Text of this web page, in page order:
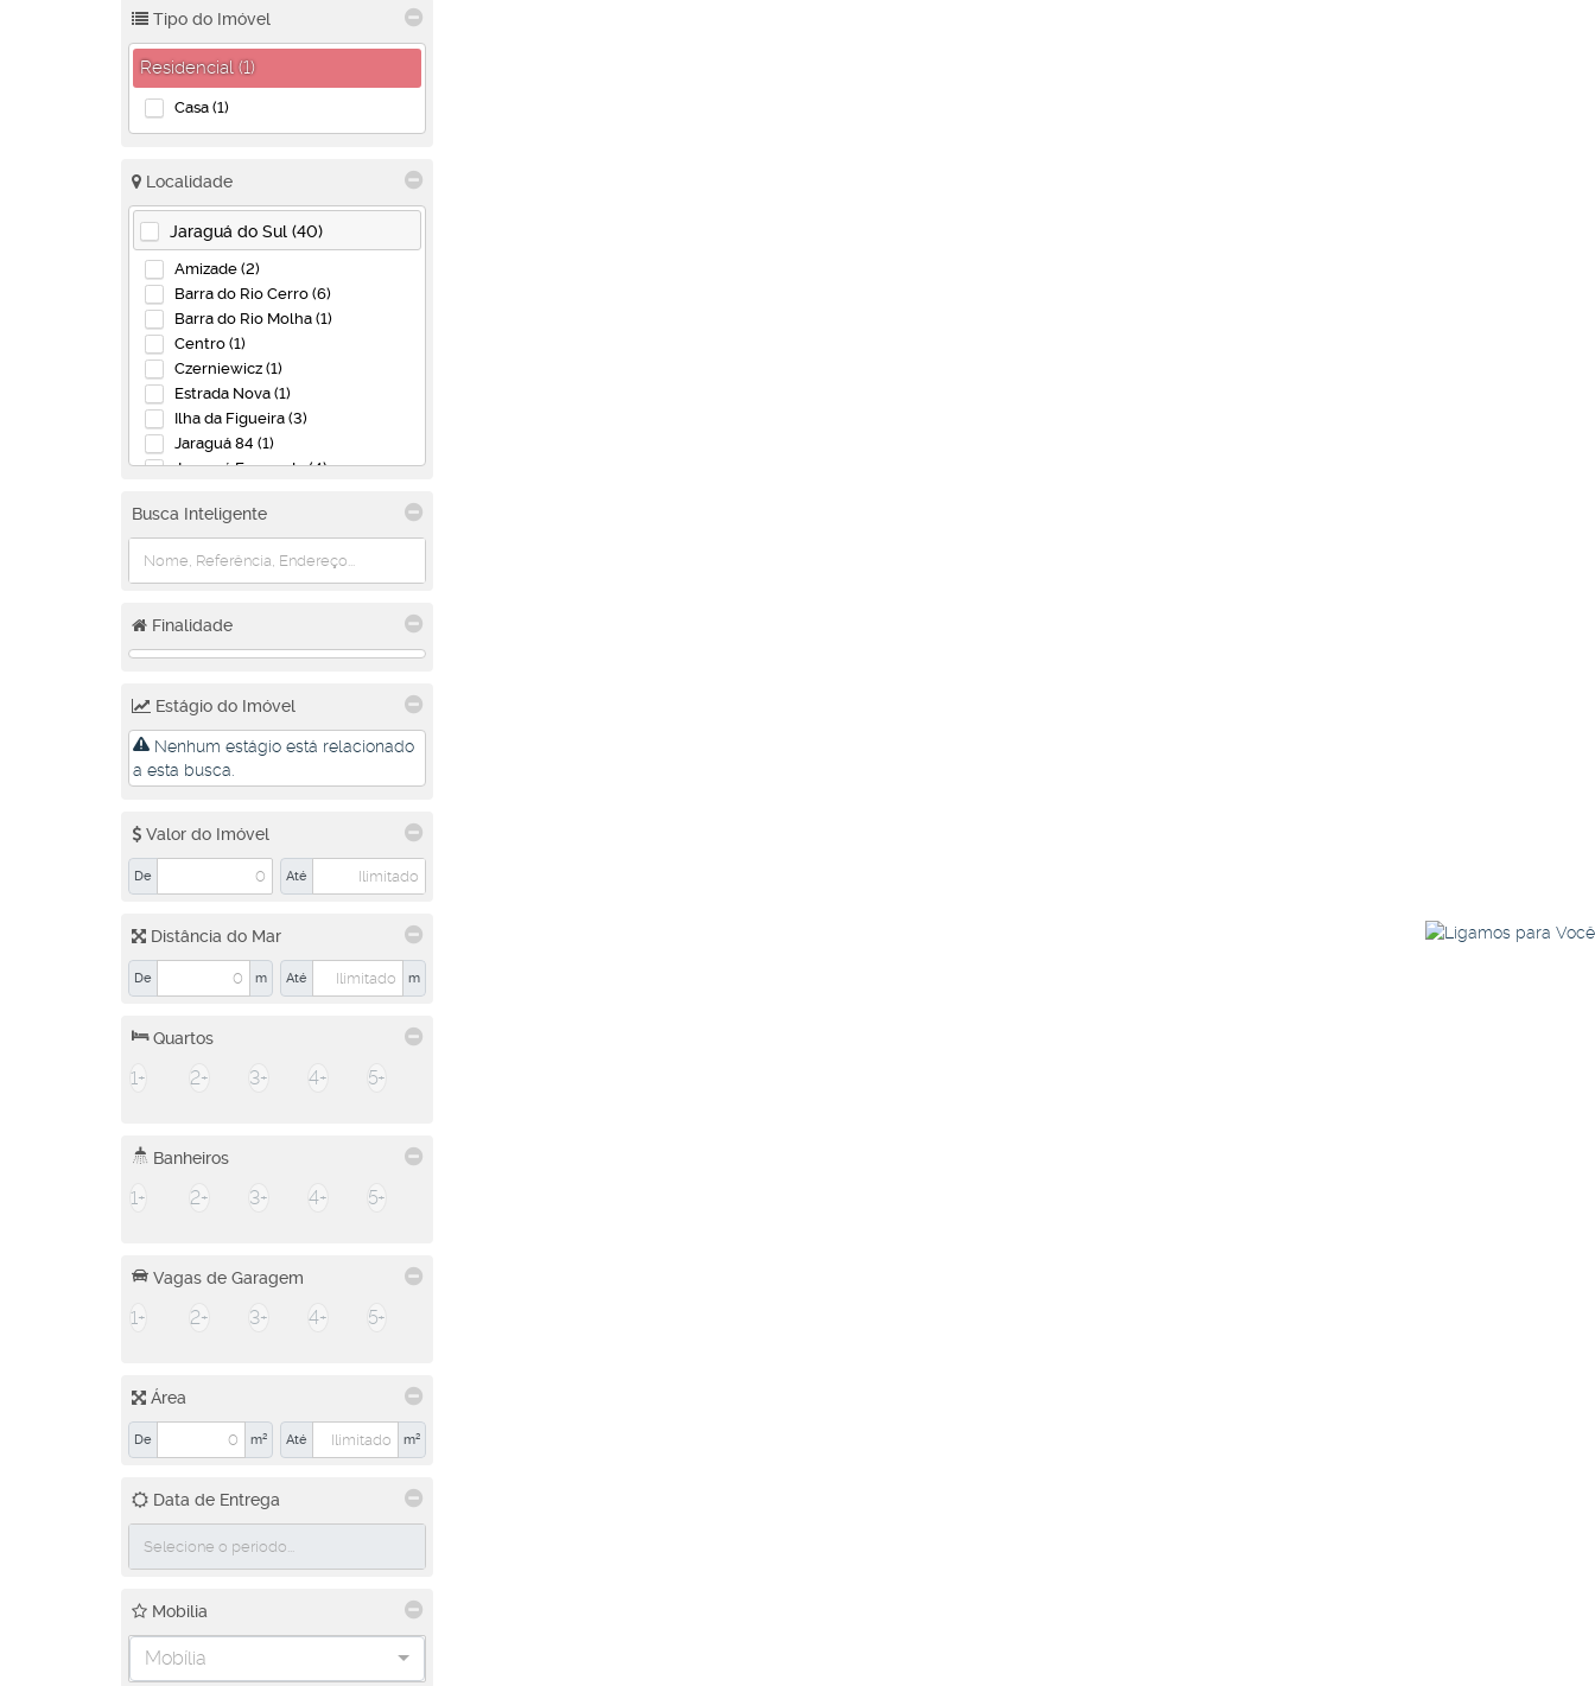
Tipo do Imóvel
Residencial (1)
Casa (1)
Localidade
Jaraguá do Sul (40)
Amizade (2)
Barra do Rio Cerro (6)
Barra do Rio Molha (1)
Centro (1)
Czerniewicz (1)
Estrada Nova (1)
Ilha da Figueira (3)
Jaraguá 84 (1)
Jaraguá Esquerdo (4)
Rau (1)
Rio Cerro I (1)
Santo Antônio (2)
Tifa Martins (1)
Vila Baependi (1)
Vila Lalau (5)
Vila Lenzi (2)
Rio Hern (1)
Schroeder 1 (1)
Araquari (1)
Abrahão Alab (1)
Busca Inteligente
Finalidade
Estágio do Imóvel
Nenhum estágio está relacionado
a esta busca.
Valor do Imóvel
De Até
Distância do Mar
De m Até m
Quartos
1+ 2+ 3+ 4+ 5+
Banheiros
1+ 2+ 3+ 4+ 5+
Vagas de Garagem
1+ 2+ 3+ 4+ 5+
Área
De m² Até m²
Data de Entrega
Mobilia
Mobília